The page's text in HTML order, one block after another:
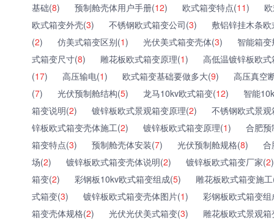
基础(8) 预制舱壳体用户手册(12) 欧式箱变特点(11)
欧式箱变外壳(3) 不锈钢欧式箱变公司(3)
敷铝锌挂木条
(2) 仿美式箱变区别(1) 光伏美式箱变壳体(3)
智能箱
式箱变尺寸(8) 雕花板欧式箱变原理(1)
高低温镀锌板欧
(17) 高压输电(1) 欧式箱变基础要做多大(9)
高压真空
(7) 光伏预制舱结构(5) 龙马10kv欧式箱变(12)
智能
箱变说明(2) 镀锌板欧式景观箱变原理(2)
不锈钢欧式景
锌板欧式箱变壳体施工(2) 镀锌板欧式箱变原理(1)
合肥
箱变特点(3) 预制舱壳体安装(7) 光伏预制舱规格(8)
合
场(2) 镀锌板欧式箱变壳体说明(2) 镀锌板欧式箱变厂家(2)
箱变(2) 彩钢板10kv欧式箱变组成(5)
雕花板欧式箱变施
式箱变(3) 镀锌板欧式箱变壳体图片(1)
彩钢板欧式箱变组
箱变壳体规格(2) 光伏光伏美式箱变(3)
雕花板欧式景观